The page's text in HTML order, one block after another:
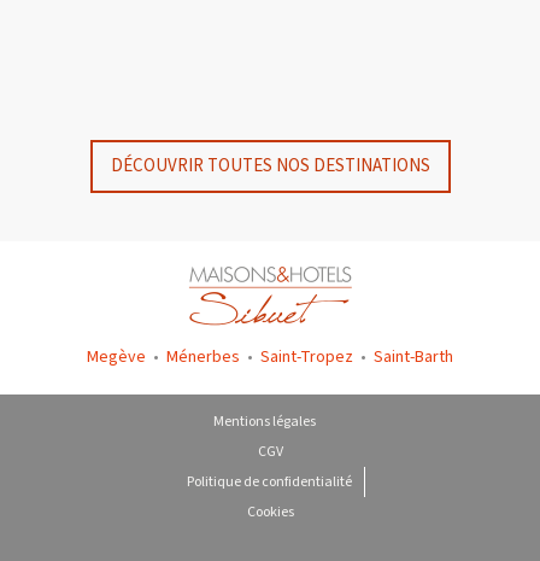
DÉCOUVRIR TOUTES NOS DESTINATIONS
Megève • Ménerbes • Saint-Tropez • Saint-Barth
Mentions légales
CGV
Politique de confidentialité
Cookies